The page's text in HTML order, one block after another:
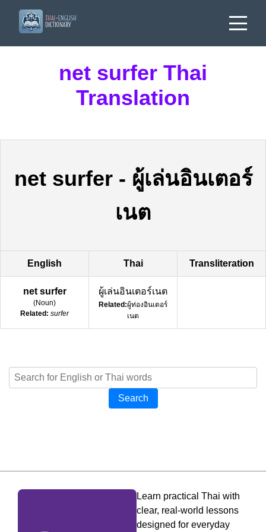
net surfer Thai
Translation
net surfer- ผู้เล่นอินเตอร์
เนต
English Thai Transliteration
net surfer
(Noun)
Related: surfer
ผู้เล่นอินเตอร์เนต
Related:ผู้ท่องอินเตอร์
เนต
Search
Learn practical Thai with
clear, real-world lessons
designed for everyday